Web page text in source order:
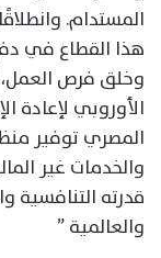
المستدام.
هذا القطاع في
وخلق فرص العمل،
الأوروبي لإعادة
المصري توفير
والخدمات غير
قدرته التنافسية
والعالمية ”